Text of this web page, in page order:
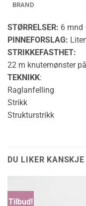
BRAND
STØRRELSER: 6 mnd
PINNEFORSLAG:
STRIKKEFASTHET:
22 m knutemønster
TEKNIKK:
Raglanfelling
Strikk
Strukturstrikk
DU LIKER
Tilbud!